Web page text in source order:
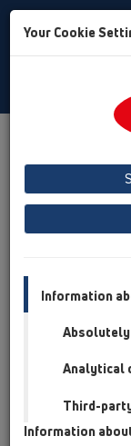
Ürüne
dikey
HL317
Your Cookie
Information
Analytical
Third-
Information